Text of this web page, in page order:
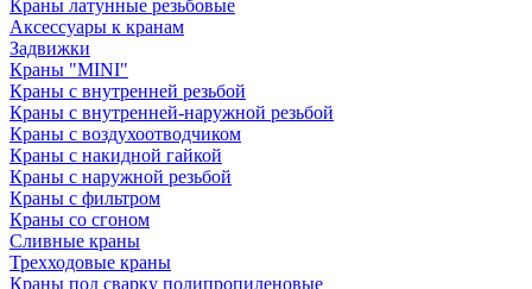
Краны латунные резьбовые
Аксессуары к кранам
Задвижки
Краны "MINI"
Краны с внутренней резьбой
Краны с внутренней-наружной резьбой
Краны с воздухоотводчиком
Краны с накидной гайкой
Краны с наружной резьбой
Краны с фильтром
Краны со сгоном
Сливные краны
Трехходовые краны
Краны под сварку полипропиленовые